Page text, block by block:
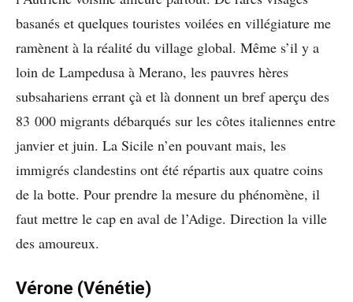
basanés et quelques touristes voilées en villégiature me
ramènent à la réalité du village global. Même s’il y a
loin de Lampedusa à Merano, les pauvres hères
subsahariens errant çà et là donnent un bref aperçu des
83 000 migrants débarqués sur les côtes italiennes entre
janvier et juin. La Sicile n’en pouvant mais, les
immigrés clandestins ont été répartis aux quatre coins
de la botte. Pour prendre la mesure du phénomène, il
faut mettre le cap en aval de l’Adige. Direction la ville
des amoureux.
Vérone (Vénétie)